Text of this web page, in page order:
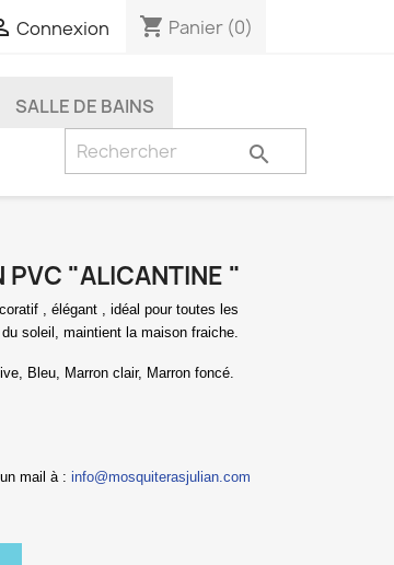
Connexion shopping_cart Panier (0)
SALLE DE BAINS

PVC "ALICANTINE "
, élégant , idéal pour toutes les
soleil, maintient la maison fraiche.
Bleu, Marron clair, Marron foncé.
mail à : info@mosquiterasjulian.com